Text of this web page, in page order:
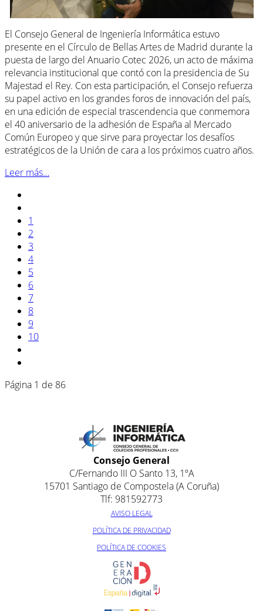
El Consejo General de Ingeniería Informática estuvo
presente en el Círculo de Bellas Artes de Madrid durante la
puesta de largo del Anuario Cotec 2026, un acto de máxima
relevancia institucional que contó con la presidencia de Su
Majestad el Rey. Con esta participación, el Consejo refuerza
su papel activo en los grandes foros de innovación del país,
en una edición de especial trascendencia que conmemora
el 40 aniversario de la adhesión de España al Mercado
Común Europeo y que sirve para proyectar los desafíos
estratégicos de la Unión de cara a los próximos cuatro años.
Leer más…
1
2
3
4
5
6
7
8
9
10
Página 1 de 86
Consejo General
C/Fernando III O Santo 13, 1ºA
15701 Santiago de Compostela (A Coruña)
Tlf: 981592773
AVISO LEGAL
POLÍTICA DE PRIVACIDAD
POLÍTICA DE COOKIES